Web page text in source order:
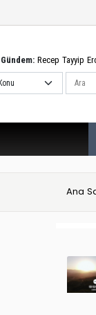
Gündem: Recep Tayyip
Ara
Ana